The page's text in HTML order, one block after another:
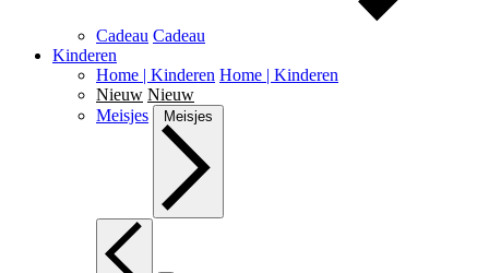
Cadeau Cadeau
Kinderen
Home | Kinderen Home | Kinderen
Nieuw Nieuw
Meisjes
Meisjes